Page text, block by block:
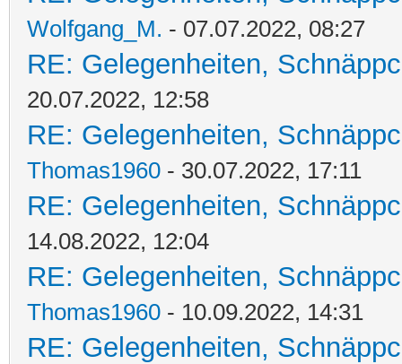
Wolfgang_M. - 07.07.2022, 08:27
RE: Gelegenheiten,
20.07.2022, 12:58
RE: Gelegenheiten,
Thomas1960 - 30.07.2022, 17:11
RE: Gelegenheiten,
14.08.2022, 12:04
RE: Gelegenheiten,
Thomas1960 - 10.09.2022, 14:31
RE: Gelegenheiten,